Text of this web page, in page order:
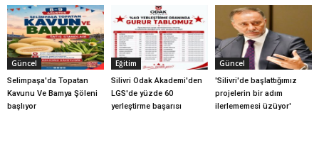
Güncel
Selimpaşa'da Topatan
Kavunu Ve Bamya Şöleni
başlıyor
Eğitim
Silivri Odak Akademi'den
LGS'de yüzde 60
yerleştirme başarısı
Güncel
'Silivri'de başlattığımız
projelerin bir adım
ilerlememesi üzüyor'